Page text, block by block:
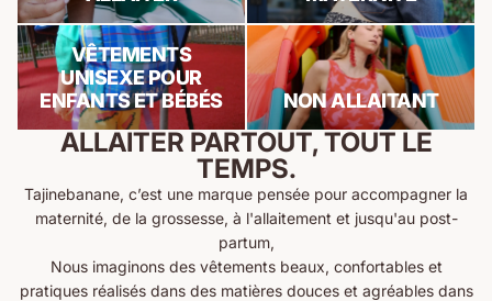
Vêtements unisexe pour
enfants et bébés
VÊTEMENTS
UNISEXE POUR
ENFANTS ET BÉBÉS
Non Allaitant
NON ALLAITANT
ALLAITER PARTOUT, TOUT LE
TEMPS.
Tajinebanane, c’est une marque pensée pour accompagner la
maternité, de la grossesse, à l'allaitement et jusqu'au post-
partum,
Nous imaginons des vêtements beaux, confortables et
pratiques réalisés dans des matières douces et agréables dans